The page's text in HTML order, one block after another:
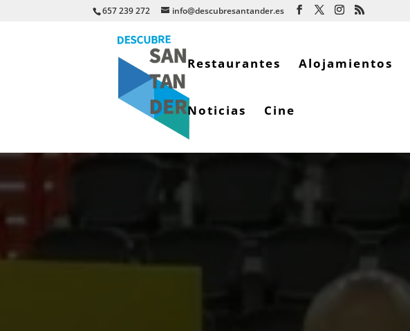
657 239 272 info@descubresantander.es
Restaurantes Alojamientos
Noticias Cine